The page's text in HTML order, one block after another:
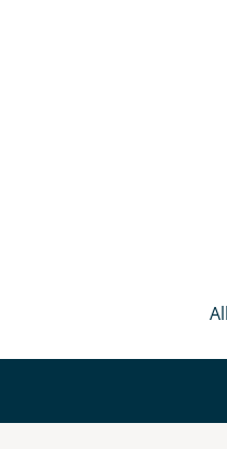
uns Ihre Wunschtermine
Gemeinsam gestalten
Alter